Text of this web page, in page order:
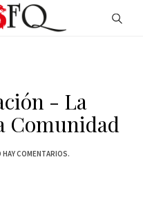
- La
Comunidad
HAY COMENTARIOS.